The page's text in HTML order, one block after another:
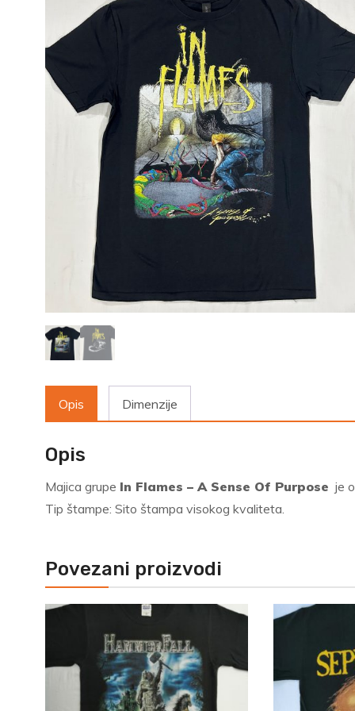
Opis Dimenzije
Opis
Majica grupe In Flames – A Sense Of Purpose je
Tip štampe: Sito štampa visokog kvaliteta.
Povezani proizvodi